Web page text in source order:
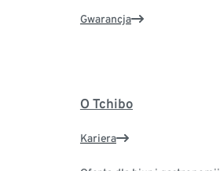
Gwarancja
O Tchibo
Kariera